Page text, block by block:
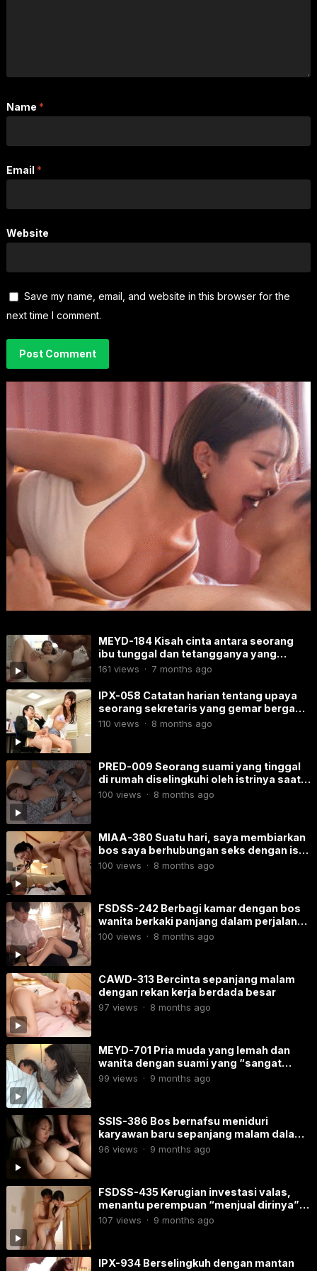
Name *
Email *
Website
Save my name, email, and website in this browser for the
next time I comment.
MEYD-184 Kisah cinta antara seorang
ibu tunggal dan tetangganya yang
berusia 60-an.
161 views · 7 months ago
IPX-058 Catatan harian tentang upaya
seorang sekretaris yang gemar berganti
pasangan dalam merayu wanita.
110 views · 8 months ago
PRED-009 Seorang suami yang tinggal
di rumah diselingkuhi oleh istrinya saat
istrinya sedang berlibur bersama rekan-
100 views · 8 months ago
MIAA-380 Suatu hari, saya membiarkan
bos saya berhubungan seks dengan istri
saya.
100 views · 8 months ago
FSDSS-242 Berbagi kamar dengan bos
wanita berkaki panjang dalam perjalanan
bisnis
100 views · 8 months ago
CAWD-313 Bercinta sepanjang malam
dengan rekan kerja berdada besar
97 views · 8 months ago
MEYD-701 Pria muda yang lemah dan
wanita dengan suami yang “sangat
berbahaya”
99 views · 9 months ago
SSIS-386 Bos bernafsu meniduri
karyawan baru sepanjang malam dalam
perjalanan bisnis
96 views · 9 months ago
FSDSS-435 Kerugian investasi valas,
menantu perempuan “menjual dirinya”
kepada ayah mertua
107 views · 9 months ago
IPX-934 Berselingkuh dengan mantan